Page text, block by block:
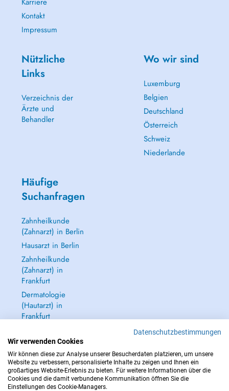
Kontakt
Impressum
Nützliche
Links
Verzeichnis der
Ärzte und
Behandler
Wo wir sind
Luxemburg
Belgien
Deutschland
Österreich
Schweiz
Niederlande
Häufige
Suchanfragen
Zahnheilkunde
(Zahnarzt) in Berlin
Hausarzt in Berlin
Zahnheilkunde
(Zahnarzt) in
Frankfurt
Dermatologie
(Hautarzt) in
Frankfurt
IM NOTFALL WENDEN SIE SICH AN : 112
Datenschutzbestimmungen
Wir verwenden Cookies
Wir können diese zur Analyse unserer Besucherdaten platzieren, um unsere
Website zu verbessern, personalisierte Inhalte zu zeigen und Ihnen ein
großartiges Website-Erlebnis zu bieten. Für weitere Informationen über die
Cookies und die damit verbundene Kommunikation öffnen Sie die
Einstellungen des Cookie-Managers.